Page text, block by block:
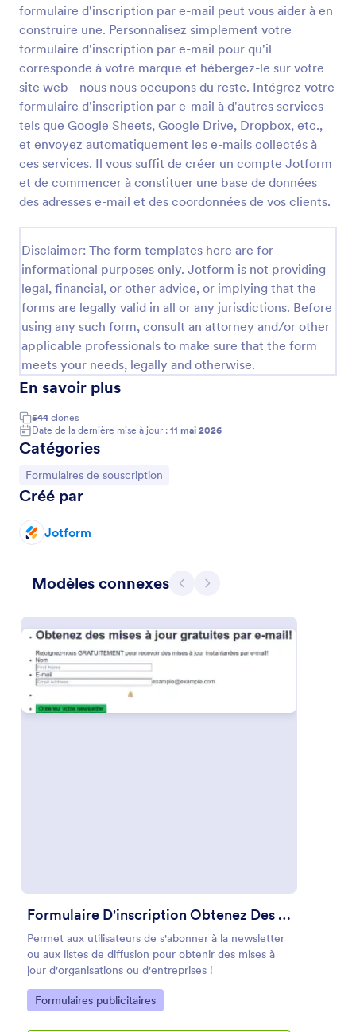
formulaire d'inscription par e-mail peut vous aider à en
construire une. Personnalisez simplement votre
formulaire d'inscription par e-mail pour qu'il
corresponde à votre marque et hébergez-le sur votre
site web - nous nous occupons du reste. Intégrez votre
formulaire d'inscription par e-mail à d'autres services
tels que Google Sheets, Google Drive, Dropbox, etc.,
et envoyez automatiquement les e-mails collectés à
ces services. Il vous suffit de créer un compte Jotform
et de commencer à constituer une base de données
des adresses e-mail et des coordonnées de vos clients.
Disclaimer: The form templates here are for
informational purposes only. Jotform is not providing
legal, financial, or other advice, or implying that the
forms are legally valid in all or any jurisdictions. Before
using any such form, consult an attorney and/or other
applicable professionals to make sure that the form
meets your needs, legally and otherwise.
En savoir plus
544 clones
Date de la dernière mise à jour : 11 mai 2026
Catégories
Accéder à la catégorie :
Formulaires de souscription
Créé par
Jotform
Modèles connexes Précédent
Suivant
Formulaire D'inscription Obtenez Des Mises à Jour Gratuites Par E Mail !
Permet aux utilisateurs de s'abonner à la newsletter
ou aux listes de diffusion pour obtenir des mises à
jour d'organisations ou d'entreprises !
Go to Category:
Formulaires publicitaires
Un formulaire d'inscription par e-mail est un type de
formulaire de contact qui permet aux visiteurs de
s'abonner à la liste de diffusion d'un site web.
Collectez les adresses e-mail de vos utilisateurs et
générez facilement des prospects. Vous pouvez
également obtenir des commentaires, des questions
ou des suggestions de vos clients. Un formulaire
d'inscription par e-mail polyvalent peut être utilisé
pour recueillir les adresses e-mail des utilisateurs et
leur consentement à recevoir des e-mails de
l'organisation. Le formulaire peut également
recueillir des commentaires, des questions et des
suggestions sur les produits/services proposés par
but non lucratif, vous pouvez utiliser le formulaire
d'inscription par e-mail de votre site web pour vous
connecter avec votre public et constituer votre liste
de diffusion. Les campagnes réussies de marketing
par e-mail commencent par une liste de diffusion
solide - et un formulaire d'inscription par e-mail peut
vous aider à en construire une. Personnalisez
simplement votre formulaire d'inscription par e-mail
pour qu'il corresponde à votre marque et hébergez-
le sur votre site web - nous nous occupons du reste.
d'autres services tels que Google Sheets, Google
Drive, Dropbox, etc., et envoyez automatiquement
les e-mails collectés à ces services. Il vous suffit de
créer un compte Jotform et de commencer à
constituer une base de données des adresses e-mail
et des coordonnées de vos clients.
Go to Category:
Formulaires de souscription
Utiliser le modèle
Prévisualiser
Go to Category:
Formulaires de souscription
Utiliser le modèle